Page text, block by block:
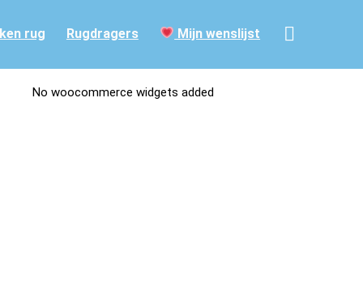
rug Rugdragers Mijn wenslijst
No woocommerce widgets added